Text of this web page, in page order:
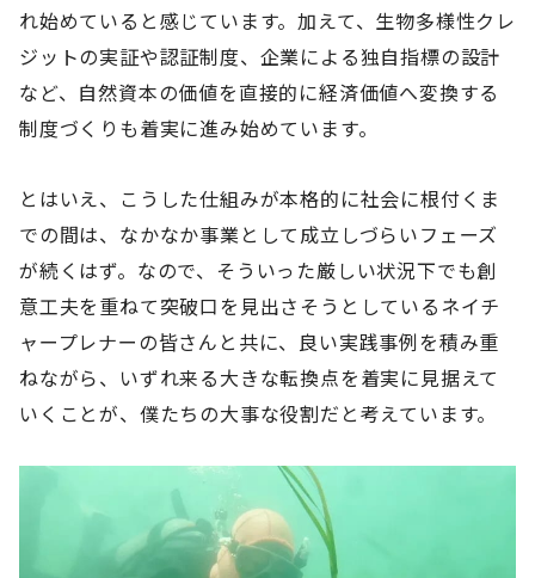
れ始めていると感じています。加えて、生物多様性クレ
ジットの実証や認証制度、企業による独自指標の設計
など、自然資本の価値を直接的に経済価値へ変換する
制度づくりも着実に進み始めています。
とはいえ、こうした仕組みが本格的に社会に根付くま
での間は、なかなか事業として成立しづらいフェーズ
が続くはず。なので、そういった厳しい状況下でも創
意工夫を重ねて突破口を見出さそうとしているネイチ
ャープレナーの皆さんと共に、良い実践事例を積み重
ねながら、いずれ来る大きな転換点を着実に見据えて
いくことが、僕たちの大事な役割だと考えています。